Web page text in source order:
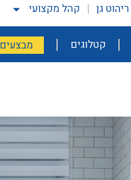
קהל מקצועי
קטלוגים מבצעים